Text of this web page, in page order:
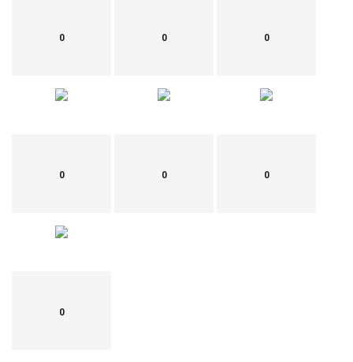
0 0 0
0 0 0
0